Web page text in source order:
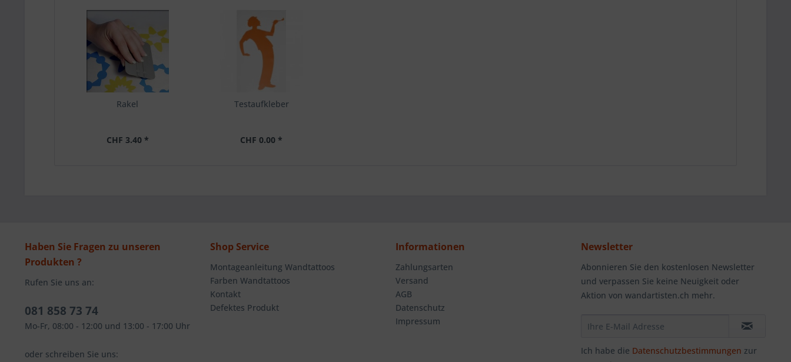
Rakel
CHF 3.40 *
Testaufkleber
CHF 0.00 *
Haben Sie Fragen zu unseren
Produkten ?
Rufen Sie uns an:
081 858 73 74
Mo-Fr, 08:00 - 12:00 und 13:00 - 17:00 Uhr
oder schreiben Sie uns:
Shop Service
Montageanleitung Wandtattoos
Farben Wandtattoos
Kontakt
Defektes Produkt
Informationen
Zahlungsarten
Versand
AGB
Datenschutz
Impressum
Newsletter
Abonnieren Sie den kostenlosen Newsletter
und verpassen Sie keine Neuigkeit oder
Aktion von wandartisten.ch mehr.
Ich habe die Datenschutzbestimmungen zur